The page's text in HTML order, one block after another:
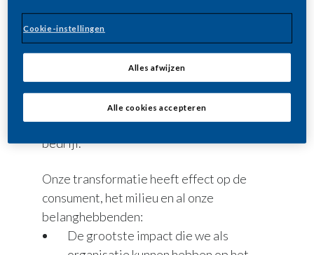
International ambitieuze
duurzaamheidsdoelstellingen
geformuleerd en zich ertoe verbonden
deze te verwezenlijken. Duurzame
ontwikkeling staat centraal in de strategie
van Philip Morris en is onlosmakelijk
verbonden met de transformatie ons
bedrijf.
Onze transformatie heeft effect op de
consument, het milieu en al onze
belanghebbenden:
De grootste impact die we als
Cookie-instellingen
Alles afwijzen
Alle cookies accepteren